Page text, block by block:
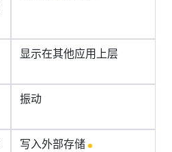
显示在其他应用上层
振动
写入外部存储